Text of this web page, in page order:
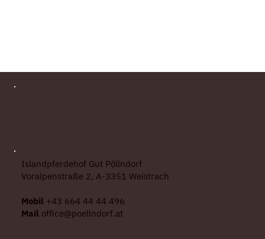
Islandpferdehof Gut Pöllndorf
Voralpenstraße 2, A-3351 Weistrach
Mobil +43 664 44 44 496
Mail office@poellndorf.at